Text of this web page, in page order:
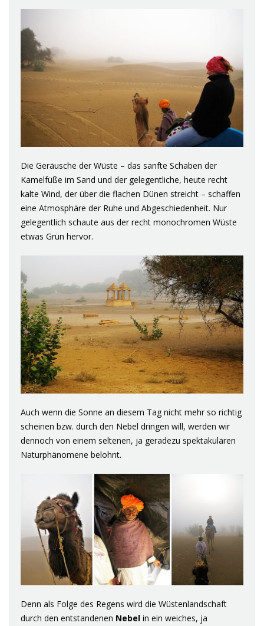
Die Geräusche der Wüste – das sanfte Schaben der
Kamelfüße im Sand und der gelegentliche, heute recht
kalte Wind, der über die flachen Dünen streicht – schaffen
eine Atmosphäre der Ruhe und Abgeschiedenheit. Nur
gelegentlich schaute aus der recht monochromen Wüste
etwas Grün hervor.
Auch wenn die Sonne an diesem Tag nicht mehr so richtig
scheinen bzw. durch den Nebel dringen will, werden wir
dennoch von einem seltenen, ja geradezu spektakulären
Naturphänomene belohnt.
Denn als Folge des Regens wird die Wüstenlandschaft
durch den entstandenen Nebel in ein weiches, ja